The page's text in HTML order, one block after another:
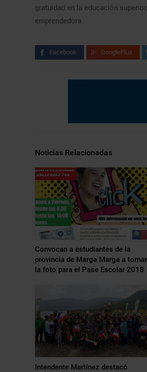
gratuidad en la educación
emprendedora.
Facebook GooglePlus
Noticias Relacionadas
Convocan a estudiantes de la
provincia de Marga Marga a
la foto para el Pase Escolar 2018
Intendente Martínez destacó